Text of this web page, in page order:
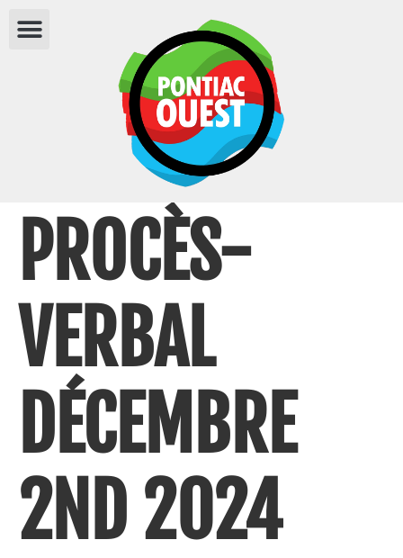
PROCÈS-
VERBAL
DÉCEMBRE
2ND 2024